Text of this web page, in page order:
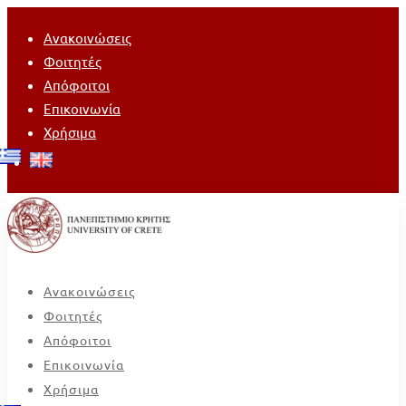
Ανακοινώσεις
Φοιτητές
Απόφοιτοι
Επικοινωνία
Χρήσιμα
Ανακοινώσεις
Φοιτητές
Απόφοιτοι
Επικοινωνία
Χρήσιμα